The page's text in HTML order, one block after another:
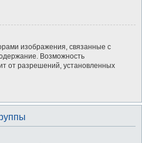
изображения, связанные с
Возможность
от разрешений, установленных